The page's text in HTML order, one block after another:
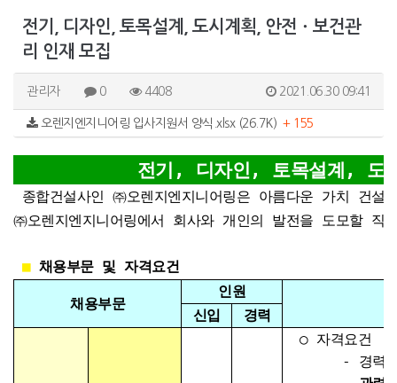
전기, 디자인, 토목설계, 도시계획, 안전ㆍ보건관
리 인재 모집
관리자 0 4408 2021.06.30 09:41
오렌지엔지니어링 입사지원서 양식.xlsx (26.7K) + 155
전기, 디자인, 토목설계, 도
종합건설사인 ㈜오렌지엔지니어링은 아름다운 가치 건
㈜오렌지엔지니어링에서 회사와 개인의 발전을 도모할
■채용부문 및 자격요건
채용부문
인원
신입
경력
○ 자격요건
- 경력